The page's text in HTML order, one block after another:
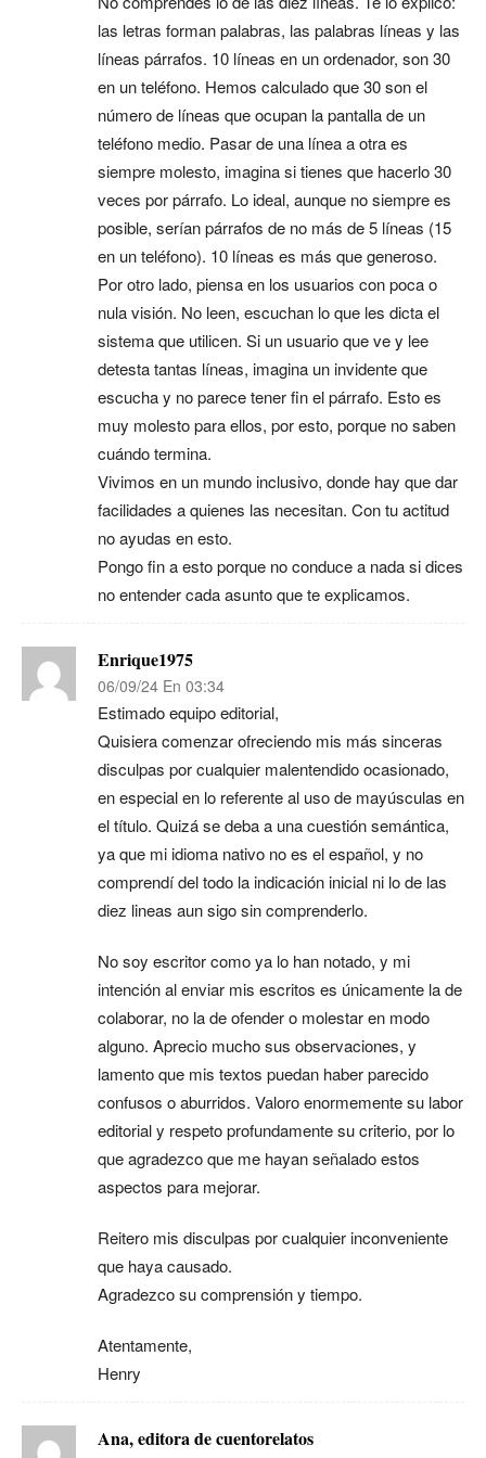
las letras forman palabras, las palabras líneas y las
líneas párrafos. 10 líneas en un ordenador, son 30
en un teléfono. Hemos calculado que 30 son el
número de líneas que ocupan la pantalla de un
teléfono medio. Pasar de una línea a otra es
siempre molesto, imagina si tienes que hacerlo 30
veces por párrafo. Lo ideal, aunque no siempre es
posible, serían párrafos de no más de 5 líneas (15
en un teléfono). 10 líneas es más que generoso.
Por otro lado, piensa en los usuarios con poca o
nula visión. No leen, escuchan lo que les dicta el
sistema que utilicen. Si un usuario que ve y lee
detesta tantas líneas, imagina un invidente que
escucha y no parece tener fin el párrafo. Esto es
muy molesto para ellos, por esto, porque no saben
cuándo termina.
Vivimos en un mundo inclusivo, donde hay que dar
facilidades a quienes las necesitan. Con tu actitud
no ayudas en esto.
Pongo fin a esto porque no conduce a nada si dices
no entender cada asunto que te explicamos.
Enrique1975
06/09/24 En 03:34
Estimado equipo editorial,
Quisiera comenzar ofreciendo mis más sinceras
disculpas por cualquier malentendido ocasionado,
en especial en lo referente al uso de mayúsculas en
el título. Quizá se deba a una cuestión semántica,
ya que mi idioma nativo no es el español, y no
comprendí del todo la indicación inicial ni lo de las
diez lineas aun sigo sin comprenderlo.
No soy escritor como ya lo han notado, y mi
intención al enviar mis escritos es únicamente la de
colaborar, no la de ofender o molestar en modo
alguno. Aprecio mucho sus observaciones, y
lamento que mis textos puedan haber parecido
confusos o aburridos. Valoro enormemente su labor
editorial y respeto profundamente su criterio, por lo
que agradezco que me hayan señalado estos
aspectos para mejorar.
Reitero mis disculpas por cualquier inconveniente
que haya causado.
Agradezco su comprensión y tiempo.
Atentamente,
Henry
Ana, editora de cuentorelatos